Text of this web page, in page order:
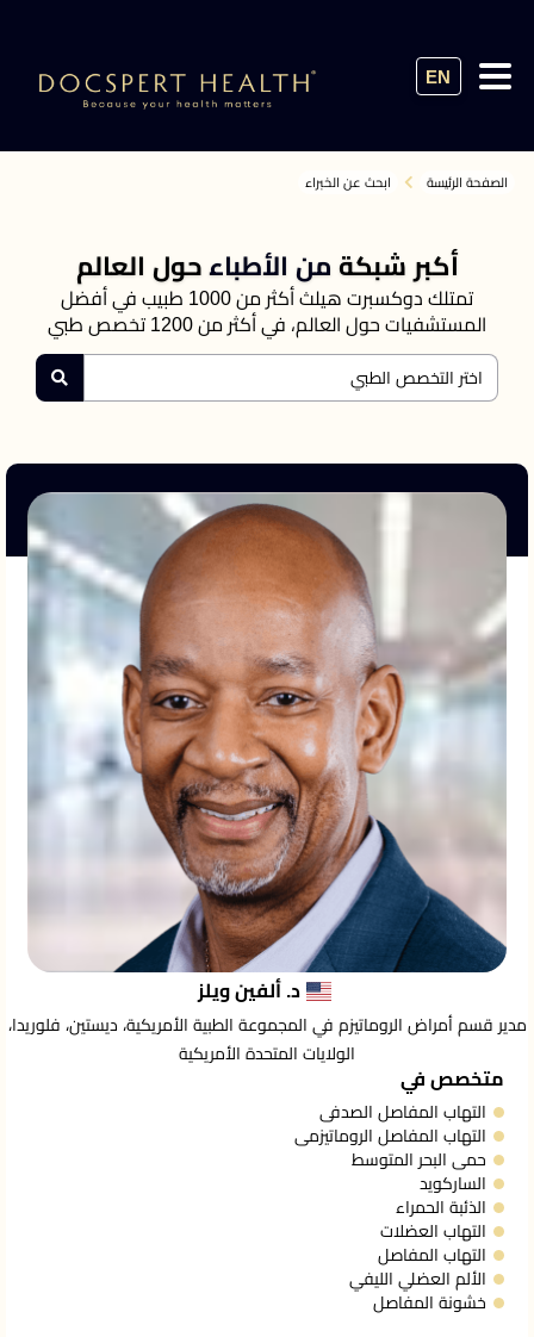
EN
الصفحة الرئيسة ابحث عن الخبراء
أكبر شبكة من الأطباء حول العالم
تمتلك دوكسبرت هيلث أكثر من 1000 طبيب في أفضل
المستشفيات حول العالم، في أكثر من 1200 تخصص طبي
د. ألفين ويلز
مدير قسم أمراض الروماتيزم في المجموعة الطبية الأمريكية، ديستين، فلوريدا،
الولايات المتحدة الأمريكية
متخصص في
التهاب المفاصل الصدفى
التهاب المفاصل الروماتيزمى
حمى البحر المتوسط
الساركويد
الذئبة الحمراء
التهاب العضلات
التهاب المفاصل
الألم العضلي الليفي
خشونة المفاصل